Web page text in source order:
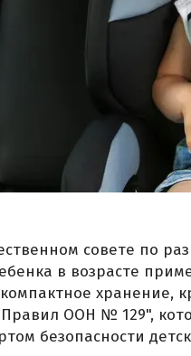
совете по
в возрасте
хранение,
ООН № 129",
безопасности